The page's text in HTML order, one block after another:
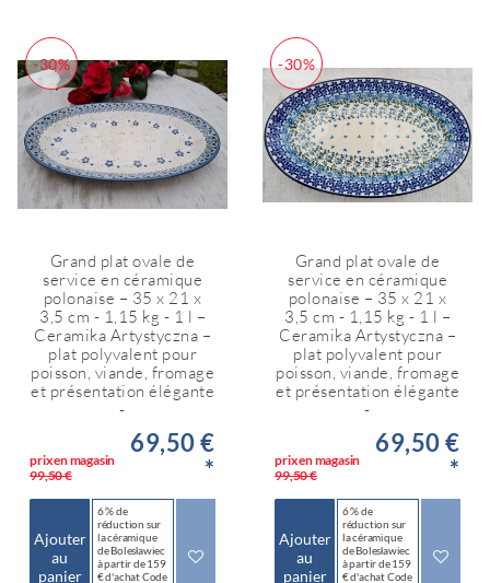
-30%
Grand plat ovale de
service en céramique
polonaise – 35 x 21 x
3,5 cm - 1,15 kg - 1 l –
Ceramika Artystyczna –
plat polyvalent pour
poisson, viande, fromage
et présentation élégante
-
prix en magasin
99,50 €
69,50 €
*
Ajouter
au
panier
6 % de
réduction sur
la céramique
de Bolesławiec
à partir de 159
€ d'achat Code
-30%
Grand plat ovale de
service en céramique
polonaise – 35 x 21 x
3,5 cm - 1,15 kg - 1 l –
Ceramika Artystyczna –
plat polyvalent pour
poisson, viande, fromage
et présentation élégante
-
prix en magasin
99,50 €
69,50 €
*
Ajouter
au
panier
6 % de
réduction sur
la céramique
de Bolesławiec
à partir de 159
€ d'achat Code